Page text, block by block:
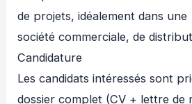
de projets, idéalement dans une
société commerciale, de
Candidature
Les candidats intéressés sont
dossier complet (CV + lettre de